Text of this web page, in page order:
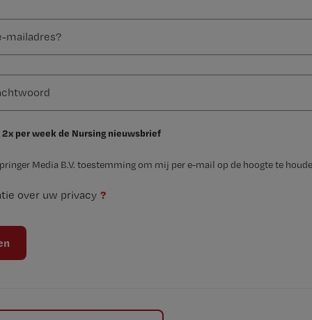
2x per week de Nursing nieuwsbrief
Media B.V. toestemming om mij per e-mail op de hoogte te
over uw privacy ?